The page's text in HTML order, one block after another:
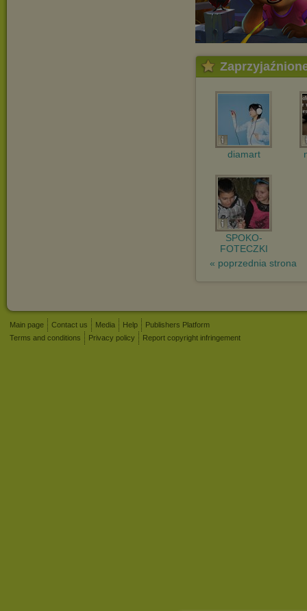
diamart
SPOKO-
FOTECZKI
« poprzednia strona
Main page Contact us Media Help
Publishers Platform
Terms and conditions
Privacy policy Report copyright infringement